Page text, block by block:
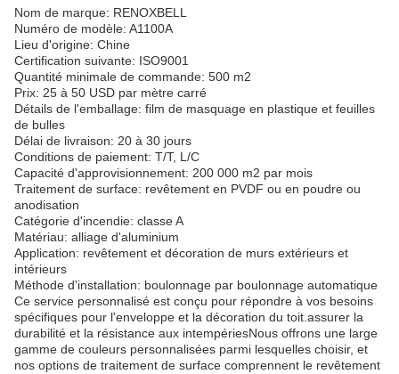
Nom de marque: RENOXBELL
Numéro de modèle: A1100A
Lieu d'origine: Chine
Certification suivante: ISO9001
Quantité minimale de commande: 500 m2
Prix: 25 à 50 USD par mètre carré
Détails de l'emballage: film de masquage en plastique et feuilles
de bulles
Délai de livraison: 20 à 30 jours
Conditions de paiement: T/T, L/C
Capacité d'approvisionnement: 200 000 m2 par mois
Traitement de surface: revêtement en PVDF ou en poudre ou
anodisation
Catégorie d'incendie: classe A
Matériau: alliage d'aluminium
Application: revêtement et décoration de murs extérieurs et
intérieurs
Méthode d'installation: boulonnage par boulonnage automatique
Ce service personnalisé est conçu pour répondre à vos besoins
spécifiques pour l'enveloppe et la décoration du toit.assurer la
durabilité et la résistance aux intempériesNous offrons une large
gamme de couleurs personnalisées parmi lesquelles choisir, et
nos options de traitement de surface comprennent le revêtement